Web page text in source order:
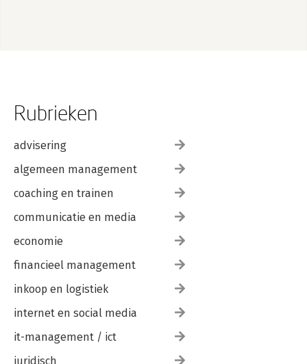
Rubrieken
advisering
algemeen management
coaching en trainen
communicatie en media
economie
financieel management
inkoop en logistiek
internet en social media
it-management / ict
juridisch